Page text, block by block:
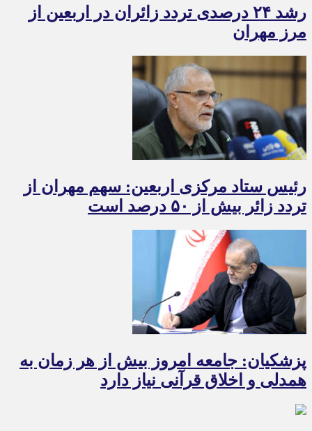
رشد ۲۴ درصدی تردد زائران در اربعین از
مرز مهران
رئیس ستاد مرکزی اربعین: سهم مهران از
تردد زائر بیش از ۵۰ درصد است
پزشکیان: جامعه امروز بیش از هر زمان به
همدلی و اخلاق قرآنی نیاز دارد